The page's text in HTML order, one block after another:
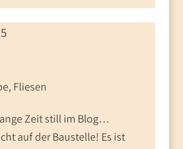
Fliesen
Zeit still im Blog…
auf der Baustelle! Es ist